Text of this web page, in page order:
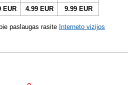
EUR 4.99 EUR 9.99 EUR
paslaugas rasite Interneto vizijos